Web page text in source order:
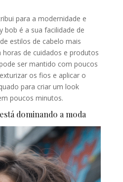
para a modernidade e
bob é a sua facilidade de
estilos de cabelo mais
de cuidados e produtos
ser mantido com poucos
os fios e aplicar o
para criar um look
poucos minutos.
dominando a moda